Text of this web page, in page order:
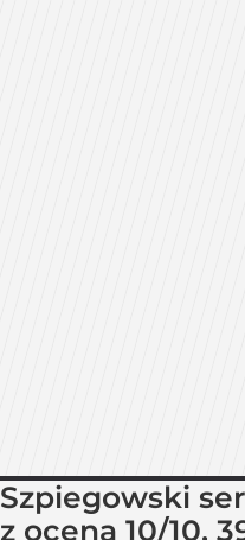
Szpiegowski
z oceną 10/10.